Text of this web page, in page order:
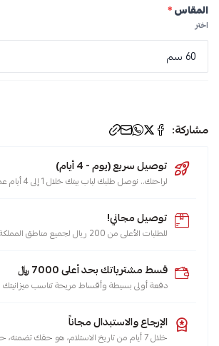
المقاس*
اختر
مشاركة:
توصيل سريع (يوم - 4 أيام)
لراحتك.. نوصل طلبك لباب بيتك خلال 1 إلى 4 أيام عمل
توصيل مجاني!
للطلبات الأعلى من 200 ريال لجميع مناطق المملكة
قسط مشترياتك بحد أعلى 7000 ﷼
دفعة أولى بسيطة وأقساط مريحة تناسب ميزانيتك
الإرجاع والاستبدال مجاناً
خلال 7 أيام من تاريخ الاستلام، هو حقك تضمنه، حسب سياسة الاسترجاع